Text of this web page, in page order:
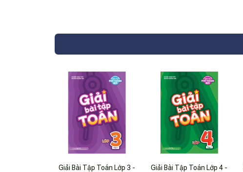
Giải Bài Tập Toán Lớp 3 -
Giải Bài Tập Toán Lớp 4 -